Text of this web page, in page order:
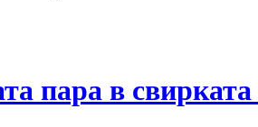
пара в свирката